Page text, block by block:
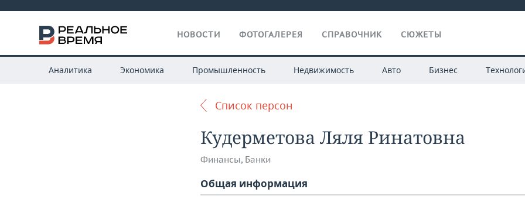
НОВОСТИ ФОТОГАЛЕРЕЯ СПРАВОЧНИК СЮЖЕТЫ
Аналитика Экономика Промышленность Недвижимость Авто Бизнес
Список персон
Кудерметова Ляля Ринатовна
Финансы, Банки
Общая информация